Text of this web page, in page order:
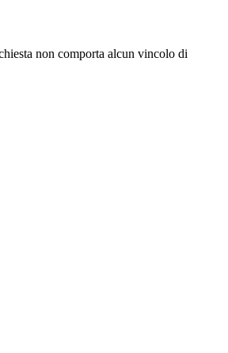
non comporta alcun vincolo di